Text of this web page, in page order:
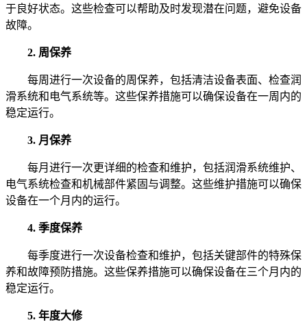
于良好状态。这些检查可以帮助及时发现潜在问题，避免设备
故障。
2. 周保养
每周进行一次设备的周保养，包括清洁设备表面、检查润
滑系统和电气系统等。这些保养措施可以确保设备在一周内的
稳定运行。
3. 月保养
每月进行一次更详细的检查和维护，包括润滑系统维护、
电气系统检查和机械部件紧固与调整。这些维护措施可以确保
设备在一个月内的运行。
4. 季度保养
每季度进行一次设备检查和维护，包括关键部件的特殊保
养和故障预防措施。这些保养措施可以确保设备在三个月内的
稳定运行。
5. 年度大修